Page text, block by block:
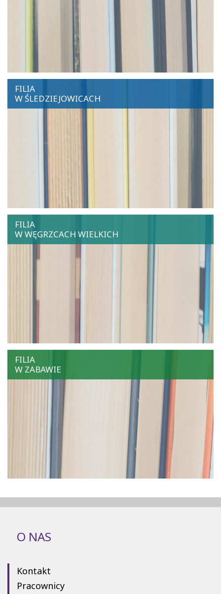
FILIA
W ŚLEDZIEJOWICACH
FILIA
W WĘGRZCACH WIELKICH
FILIA
W ZABAWIE
O NAS
Kontakt
Pracownicy